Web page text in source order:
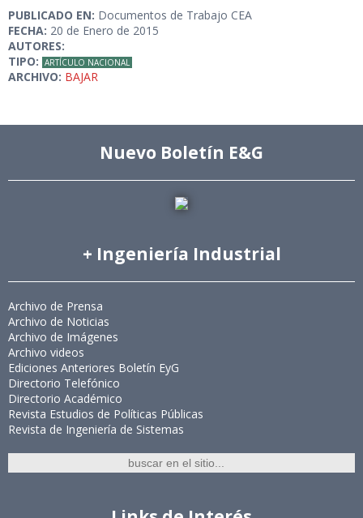
PUBLICADO EN: Documentos de Trabajo CEA
FECHA: 20 de Enero de 2015
AUTORES:
TIPO: ARTÍCULO NACIONAL
ARCHIVO: BAJAR
Nuevo Boletín E&G
+ Ingeniería Industrial
Archivo de Prensa
Archivo de Noticias
Archivo de Imágenes
Archivo videos
Ediciones Anteriores Boletín EyG
Directorio Telefónico
Directorio Académico
Revista Estudios de Políticas Públicas
Revista de Ingeniería de Sistemas